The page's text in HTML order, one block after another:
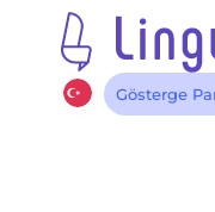
Gösterge